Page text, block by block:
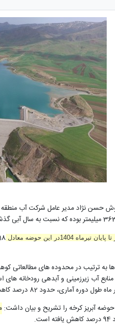
حسن نژاد مدیر عامل شرکت آب منطقه
این حوضه معادل
به ترتیب در محدوده های
آب زیرزمینی و آبدهی رودخانه ­های
آبریز کرخه را تشریح و بیان داشت: